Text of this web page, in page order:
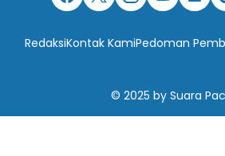
RedaksiKontak KamiPedoman
© 2025 by Suara